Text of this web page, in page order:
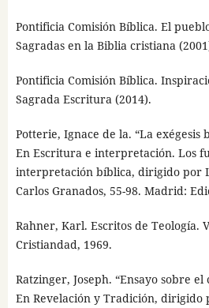
Pontificia Comisión Bíblica. El
Sagradas en la Biblia cristiana
Pontificia Comisión Bíblica.
Sagrada Escritura (2014).
Potterie, Ignace de la. “La exégesis
En Escritura e interpretación. Los
interpretación bíblica, dirigido por
Carlos Granados, 55-98. Madrid:
Rahner, Karl. Escritos de Teología.
Cristiandad, 1969.
Ratzinger, Joseph. “Ensayo sobre
En Revelación y Tradición, dirigido